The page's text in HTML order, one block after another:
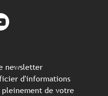
newsletter
d'informations
de votre